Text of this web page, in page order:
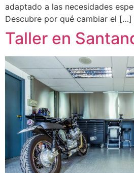
adaptado a las necesidades
Descubre por qué cambiar el […]
Taller en